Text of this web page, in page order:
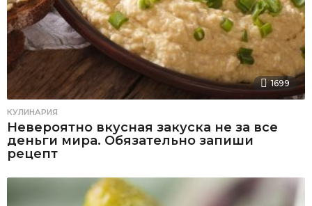
1699
КУЛИНАРИЯ
Невероятно вкусная закуска не за все
деньги мира. Обязательно запиши
рецепт